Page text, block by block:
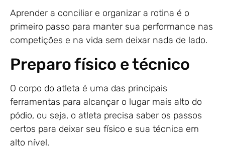
Aprender a conciliar e organizar a rotina é o
primeiro passo para manter sua performance nas
competições e na vida sem deixar nada de lado.
Preparo físico e técnico
O corpo do atleta é uma das principais
ferramentas para alcançar o lugar mais alto do
pódio, ou seja, o atleta precisa saber os passos
certos para deixar seu físico e sua técnica em
alto nível.